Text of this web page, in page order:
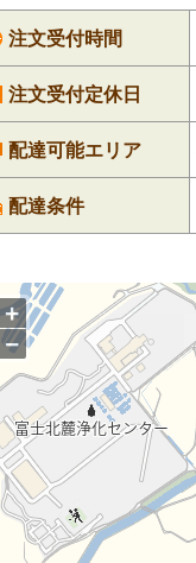
注文受付時間
注文受付定休日
配達可能エリア
配達条件
+
−